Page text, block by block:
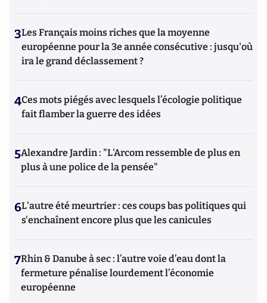
3Les Français moins riches que la moyenne
européenne pour la 3e année consécutive : jusqu'où
ira le grand déclassement ?
4Ces mots piégés avec lesquels l’écologie politique
fait flamber la guerre des idées
5Alexandre Jardin : "L'Arcom ressemble de plus en
plus à une police de la pensée"
6L'autre été meurtrier : ces coups bas politiques qui
s'enchaînent encore plus que les canicules
7Rhin & Danube à sec : l’autre voie d’eau dont la
fermeture pénalise lourdement l’économie
européenne